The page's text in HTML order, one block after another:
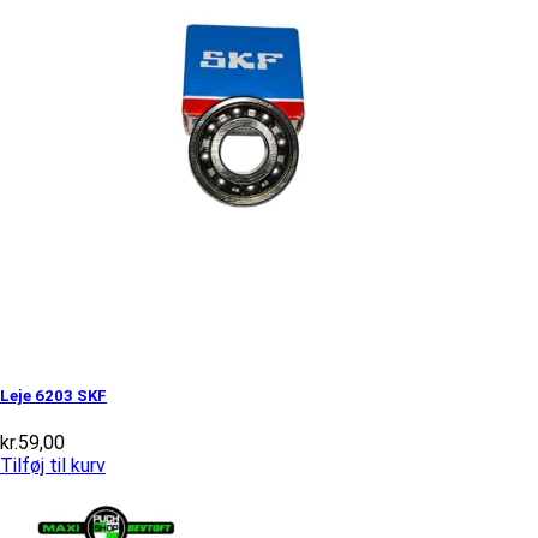
Leje 6203 SKF
kr.59,00
Tilføj til kurv